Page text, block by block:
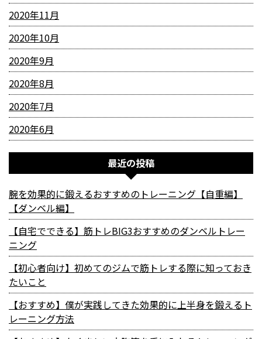
2020年11月
2020年10月
2020年9月
2020年8月
2020年7月
2020年6月
最近の投稿
腕を効果的に鍛えるおすすめのトレーニング【自重編】
【ダンベル編】
【自宅でできる】筋トレBIG3おすすめのダンベルトレー
ニング
【初心者向け】初めてのジムで筋トレする際に知っておき
たいこと
【おすすめ】僕が実践してきた効果的に上半身を鍛えるト
レーニング方法